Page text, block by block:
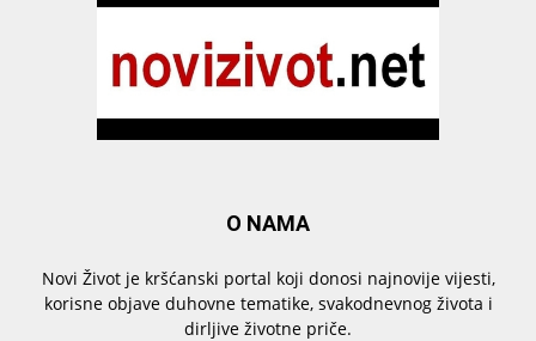
O NAMA
Novi Život je kršćanski portal koji donosi najnovije vijesti,
korisne objave duhovne tematike, svakodnevnog života i
dirljive životne priče.